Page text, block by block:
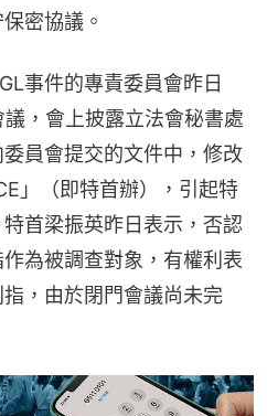
密協議。
事件的專責委員會昨日
議，會上披露立法會秘書處
員會提交的文件中，修改
」（即特首辦），引起特
首梁振英昨日表示，否認
為被調查對象，有權利表
，由於閉門會議尚未完